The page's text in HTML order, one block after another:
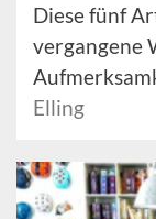
Diese fünf
vergangene
Elling